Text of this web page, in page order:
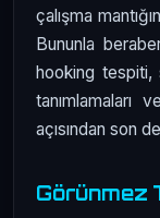
çalışma
Bununla
hooking tespiti,
tanımlamaları
açısından son
Görünmez